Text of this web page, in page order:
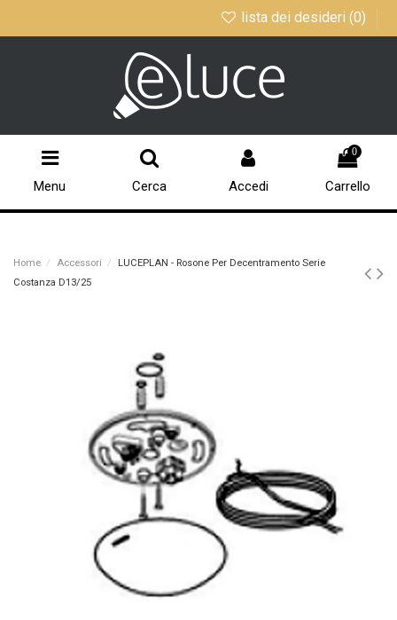
lista dei desideri (0)
Menu Cerca Accedi
0
Carrello
Home Accessori
LUCEPLAN - Rosone Per Decentramento Serie
Costanza D13/25